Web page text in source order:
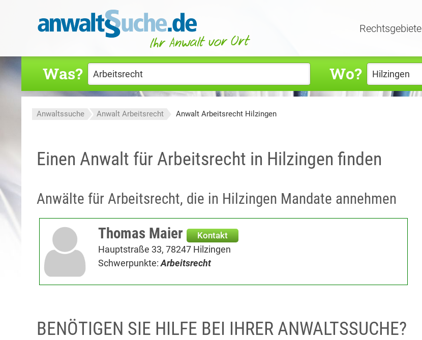
Rechtsgebiete
Was? Wo?
Anwaltssuche Anwalt Arbeitsrecht Anwalt Arbeitsrecht Hilzingen
Einen Anwalt für Arbeitsrecht in Hilzingen finden
Anwälte für Arbeitsrecht, die in Hilzingen Mandate annehmen
Thomas Maier
Kontakt
Hauptstraße 33, 78247 Hilzingen
Schwerpunkte: Arbeitsrecht
BENÖTIGEN SIE HILFE BEI IHRER ANWALTSSUCHE?